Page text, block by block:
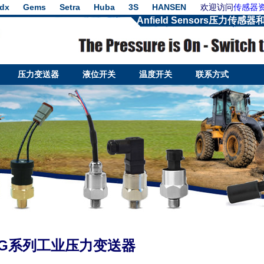
Gems Setra Huba 3S HANSEN 欢迎访问传感器
Anfield Sensors压力传感器
压力变送器 液位开关 温度开关 联系方式
列工业压力变送器